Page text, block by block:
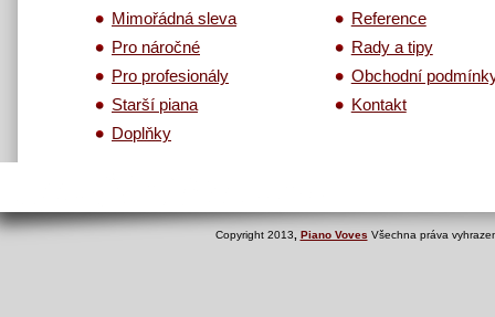
Mimořádná sleva
Pro náročné
Pro profesionály
Starší piana
Doplňky
Reference
Rady a tipy
Obchodní
Kontakt
Copyright 2013 Piano Voves Všechna práva